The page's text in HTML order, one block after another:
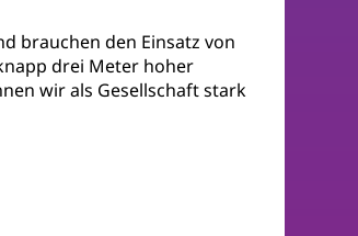
brauchen den Einsatz von
drei Meter hoher
wir als Gesellschaft stark